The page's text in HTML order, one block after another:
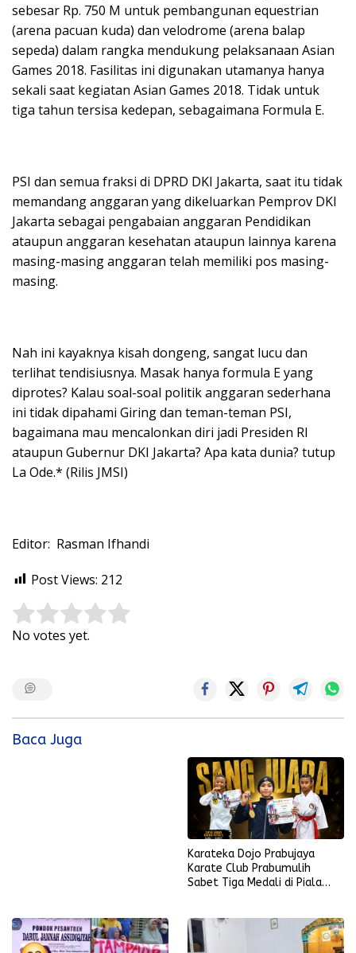
sebesar Rp. 750 M untuk pembangunan equestrian
(arena pacuan kuda) dan velodrome (arena balap
sepeda) dalam rangka mendukung pelaksanaan Asian
Games 2018. Fasilitas ini digunakan utamanya hanya
sekali saat kegiatan Asian Games 2018. Tidak untuk
tiga tahun tersisa kedepan, sebagaimana Formula E.
PSI dan semua fraksi di DPRD DKI Jakarta, saat itu tidak
memandang anggaran yang dikeluarkan Pemprov DKI
Jakarta sebagai pengabaian anggaran Pendidikan
ataupun anggaran kesehatan ataupun lainnya karena
masing-masing anggaran telah memiliki pos masing-
masing.
Nah ini kayaknya kisah dongeng, sangat lucu dan
terlihat tendisiusnya. Masak hanya formula E yang
diprotes? Kalau soal-soal politik anggaran sederhana
ini tidak dipahami Giring dan teman-teman PSI,
bagaimana mau mencalonkan diri jadi Presiden RI
ataupun Gubernur DKI Jakarta? Apa kata dunia? tutup
La Ode.* (Rilis JMSI)
Editor: Rasman Ifhandi
Post Views: 212
Rate this item:
No votes yet.
Baca Juga
Karateka Dojo Prabujaya
Karate Club Prabumulih
Sabet Tiga Medali di Piala